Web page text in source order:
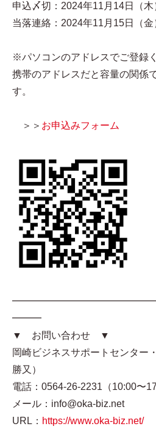
申込〆切：2024年11月14日（
当落連絡：2024年11月15日（金
※パソコンのアドレスでご登録
携帯のアドレスだと容量の関係
す。
＞＞ お申込みフォーム
━━━
▼ お問い合わせ ▼
岡崎ビジネスサポートセンター
勝又）
電話：0564-26-2231（10:00〜
メール：info@oka-biz.net
URL： https://www.oka-biz.net/